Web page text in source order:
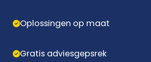
Oplossingen op maat
Gratis adviesgepsrek